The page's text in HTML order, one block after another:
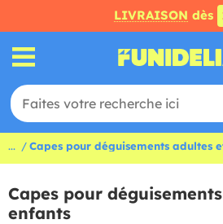
LIVRAISON dès
... Capes pour déguisements adultes
Capes pour
enfants